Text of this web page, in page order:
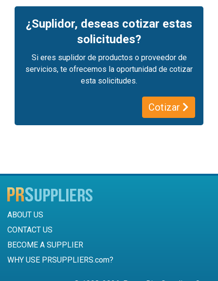
¿Suplidor, deseas cotizar estas
solicitudes?
Si eres suplidor de productos o proveedor de
servicios, te ofrecemos la oportunidad de cotizar
esta solicitudes.
Cotizar
ABOUT US
CONTACT US
BECOME A SUPPLIER
WHY USE PRSUPPLIERS.com?